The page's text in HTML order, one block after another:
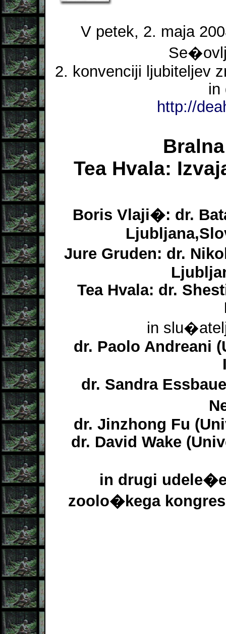
V petek, 2. maja
2. konvenciji ljubiteljev
in
http://
Tea Hvala:
Boris Vlaji�: dr.
Jure Gruden: dr.
Tea Hvala: dr.
in
dr. Paolo Andreani
dr. Sandra
dr. Jinzhong Fu
dr. David Wake
in drugi
zoolo�kega